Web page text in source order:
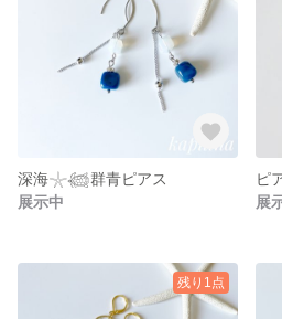
深海𓇼𓆉群青ピアス
展示中
展
残り1点